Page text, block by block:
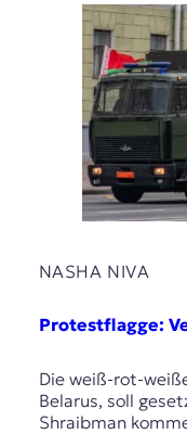
NASHA NIVA
Protestflagge:
Die weiß-rot-
Belarus, soll
Shraibman